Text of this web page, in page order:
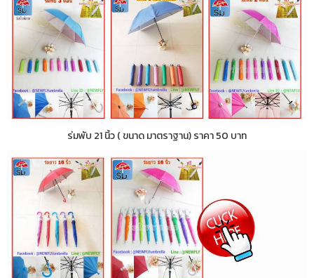
ร่มพับ 21 นิ้ว ( ขนาด มาตราฐาน) ราคา 50 บาท